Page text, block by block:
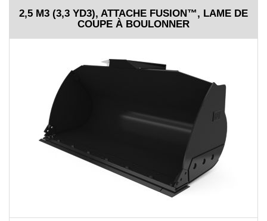
2,5 M3 (3,3 YD3), ATTACHE FUSION™, LAME DE
COUPE À BOULONNER